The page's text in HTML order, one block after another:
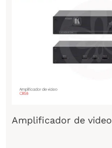
Amplificador de video